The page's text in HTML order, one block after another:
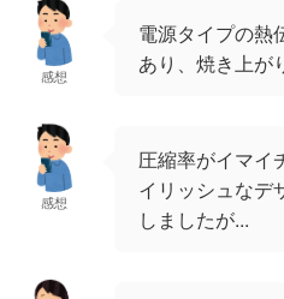
感想
電源タイプの熱
あり、焼き上が
感想
圧縮率がイマイ
イリッシュなデ
しましたが...